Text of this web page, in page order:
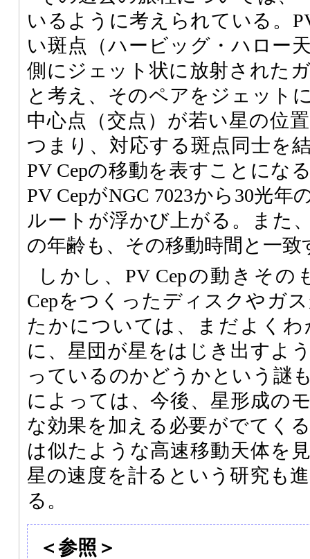
いるように考えられている。
い斑点（ハービッグ・ハロー
側にジェット状に放射された
と考え、そのペアをジェット
中心点（交点）が若い星の位
つまり、対応する斑点同士を
PV Cepの移動を表すことにな
PV CepがNGC 7023から30光
ルートが浮かび上がる。また
の年齢も、その移動時間と一致
しかし、PV Cepの動きその
Cepをつくったディスクやガ
たかについては、まだよく
に、星団が星をはじき出すよ
っているのかどうかという謎
によっては、今後、星形成の
な効果を加える必要がでてく
は似たような高速移動天体を
星の速度を計るという研究も
る。
＜参照＞